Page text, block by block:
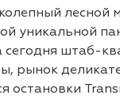
лесной
уникальной
штаб-
рынок
остановки